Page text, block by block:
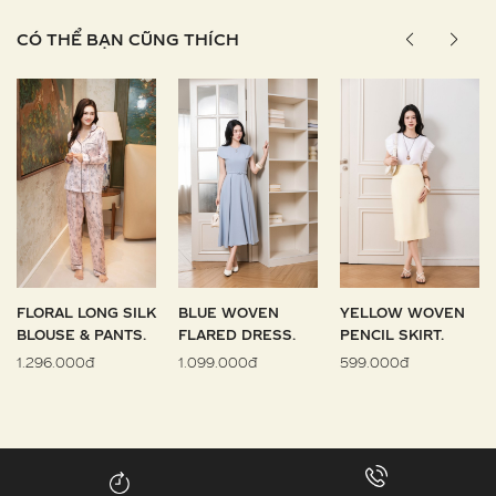
CÓ THỂ BẠN CŨNG THÍCH
FLORAL LONG SILK
BLOUSE & PANTS.
1.296.000đ
BLUE WOVEN
FLARED DRESS.
1.099.000đ
YELLOW WOVEN
PENCIL SKIRT.
599.000đ